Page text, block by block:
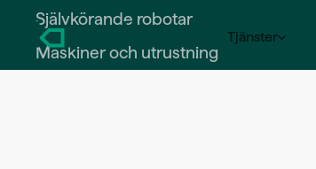
Tjänster
Självkörande robotar
Maskiner och utrustning